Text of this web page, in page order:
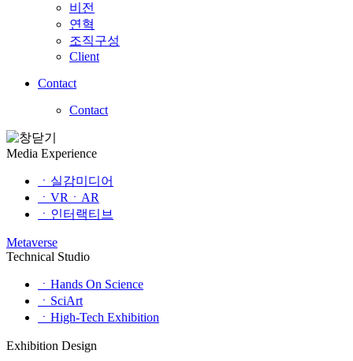
비전
연혁
조직구성
Client
Contact
Contact
Media Experience
ㆍ실감미디어
ㆍVRㆍAR
ㆍ인터랙티브
Metaverse
Technical Studio
ㆍHands On Science
ㆍSciArt
ㆍHigh-Tech Exhibition
Exhibition Design